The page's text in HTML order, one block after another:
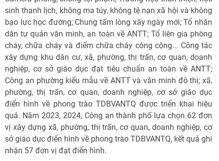
sinh thanh lịch, không ma túy, không tệ nạn xã hội và không
bạo lực học đường; Chung tấm lòng xây ngày mới; Tổ nhân
dân tự quản văn minh, an toàn về ANTT; Tổ liên gia phòng
cháy, chữa cháy và điểm chữa cháy công cộng... Công tác
xây dựng khu dân cư, xã, phường, thị trấn, cơ quan, doanh
nghiệp, cơ sở giáo dục đạt tiêu chuẩn an toàn về ANTT;
Công an phường kiểu mẫu về ANTT và văn minh đô thị; xã,
phường, thị trấn, cơ quan, doanh nghiệp, cơ sở giáo dục
điển hình về phong trào TDBVANTQ được triển khai hiệu
quả. Năm 2023, 2024, Công an thành phố lựa chọn 62 đơn
vị xây dựng xã, phường, thị trấn, cơ quan, doanh nghiệp, cơ
sở giáo dục điển hình về phong trào TDBVANTQ, kết quả ghi
nhận 57 đơn vị đạt điển hình.